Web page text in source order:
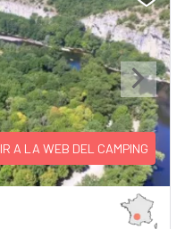
Next
IR A LA WEB DEL CAMPING